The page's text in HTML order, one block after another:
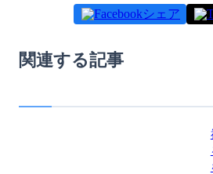
シェア
関連する記事